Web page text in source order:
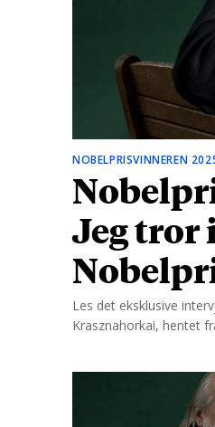
NOBELPRISVINNEREN
Jeg tror
Les det eksklusive
Krasznahorkai, hentet